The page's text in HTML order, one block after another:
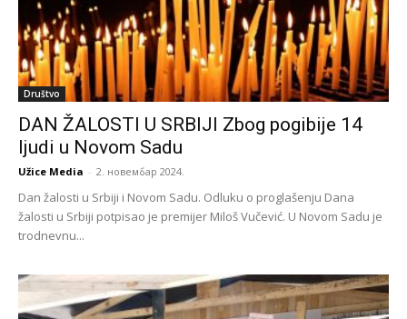
Društvo
DAN ŽALOSTI U SRBIJI Zbog pogibije 14
ljudi u Novom Sadu
Užice Media - 2. новембар 2024.
Dan žalosti u Srbiji i Novom Sadu. Odluku o proglašenju Dana
žalosti u Srbiji potpisao je premijer Miloš Vučević. U Novom Sadu je
trodnevnu...